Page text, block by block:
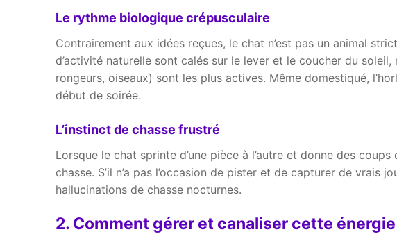
Le rythme biologique crépusculaire
Contrairement aux idées reçues, le chat n’est pas un animal
d’activité naturelle sont calés sur le lever et le coucher du
rongeurs, oiseaux) sont les plus actives. Même domestiqué,
début de soirée.
L’instinct de chasse frustré
Lorsque le chat sprinte d’une pièce à l’autre et donne des
chasse. S’il n’a pas l’occasion de pister et de capturer de vrais
hallucinations de chasse nocturnes.
2. Comment gérer et canaliser cette énergie